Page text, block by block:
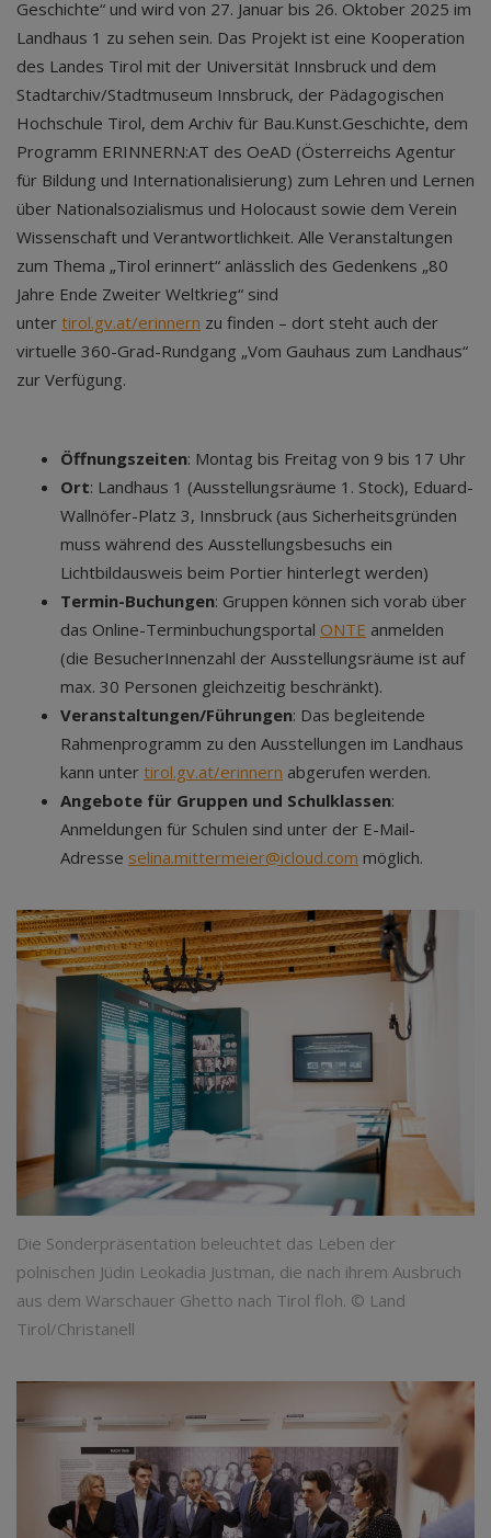
Geschichte“ und wird von 27. Januar bis 26. Oktober 2025 im
Landhaus 1 zu sehen sein. Das Projekt ist eine Kooperation
des Landes Tirol mit der Universität Innsbruck und dem
Stadtarchiv/Stadtmuseum Innsbruck, der Pädagogischen
Hochschule Tirol, dem Archiv für Bau.Kunst.Geschichte, dem
Programm ERINNERN:AT des OeAD (Österreichs Agentur
für Bildung und Internationalisierung) zum Lehren und Lernen
über Nationalsozialismus und Holocaust sowie dem Verein
Wissenschaft und Verantwortlichkeit. Alle Veranstaltungen
zum Thema „Tirol erinnert“ anlässlich des Gedenkens „80
Jahre Ende Zweiter Weltkrieg“ sind
unter tirol.gv.at/erinnern zu finden – dort steht auch der
virtuelle 360-Grad-Rundgang „Vom Gauhaus zum Landhaus“
zur Verfügung.
Öffnungszeiten: Montag bis Freitag von 9 bis 17 Uhr
Ort: Landhaus 1 (Ausstellungsräume 1. Stock), Eduard-
Wallnöfer-Platz 3, Innsbruck (aus Sicherheitsgründen
muss während des Ausstellungsbesuchs ein
Lichtbildausweis beim Portier hinterlegt werden)
Termin-Buchungen: Gruppen können sich vorab über
das Online-Terminbuchungsportal ONTE anmelden
(die BesucherInnenzahl der Ausstellungsräume ist auf
max. 30 Personen gleichzeitig beschränkt).
Veranstaltungen/Führungen: Das begleitende
Rahmenprogramm zu den Ausstellungen im Landhaus
kann unter tirol.gv.at/erinnern abgerufen werden.
Angebote für Gruppen und Schulklassen:
Anmeldungen für Schulen sind unter der E-Mail-
Adresse selina.mittermeier@icloud.com möglich.
Die Sonderpräsentation beleuchtet das Leben der
polnischen Jüdin Leokadia Justman, die nach ihrem Ausbruch
aus dem Warschauer Ghetto nach Tirol floh. © Land
Tirol/Christanell